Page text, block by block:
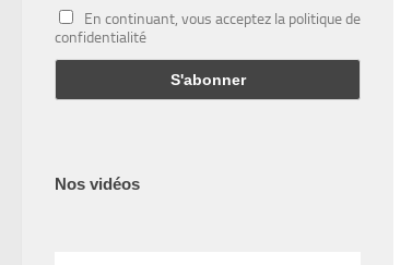
En continuant, vous acceptez la politique de
confidentialité
Nos vidéos